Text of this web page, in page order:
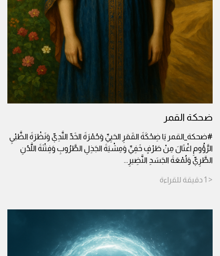
ضحكة القمر
#ضحكة_القمر يَا ضِحْكَةَ القَمَرِ الحَيِيِّ وَحُمْرَةَ الخَدِّ النَّدِيِّ وَنَظْرَةَ الظَّبْيِ
الرَّؤُومِ اغْتَالَ مِنْ طَرْفٍ خَفِيِّ وَمِشْيَةَ الجَذِلِ الطَّرُوبِ وَفِتْنَةَ اللَّدُنِ
الطَّرِيِّ وَلُمْعَةَ الجَسَدِ النَّضِيرِ ...
< 1 دقيقة للقراءة